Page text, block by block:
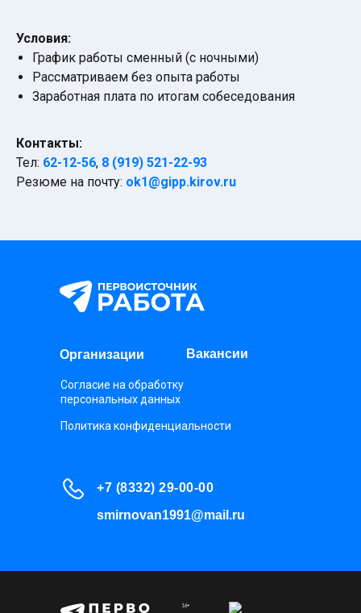
Условия:
График работы сменный (с ночными)
Рассматриваем без опыта работы
Заработная плата по итогам собеседования
Контакты:
Тел: 62-12-56, 8 (919) 521-22-93
Резюме на почту: ok1@gipp.kirov.ru
Согласие на обработку
персональных данных
Политика конфиденциальности
+7 (8332) 29-00-00
О НАС
Организации Вакансии
smirnovan1991@mail.ru